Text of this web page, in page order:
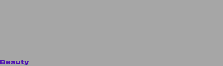
Beauty